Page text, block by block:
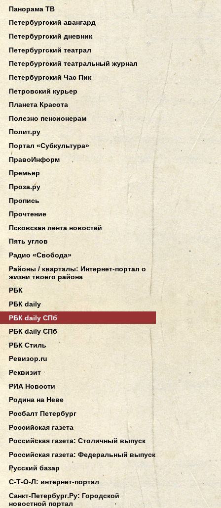
Панорама ТВ
Петербургский авангард
Петербургский дневник
Петербургский театрал
Петербургский театральный журнал
Петербургский Час Пик
Петровский курьер
Планета Красота
Полезно пенсионерам
Полит.ру
Портал «Субкультура»
ПравоИнформ
Премьер
Проза.ру
Пропись
Прочтение
Псковская лента новостей
Пять углов
Радио «Свобода»
Районы / кварталы: Интернет-портал о
жизни твоего района
РБК
РБК daily
РБК daily СПб
РБК daily СПб
РБК Стиль
Ревизор.ru
Реквизит
РИА Новости
Родина на Неве
Росбалт Петербург
Российская газета
Российская газета: Столичный выпуск
Российская газета: Федеральный выпуск
Русский базар
С-Т-О-Л: интернет-портал
Санкт-Петербург.Ру: Городской
новостной портал